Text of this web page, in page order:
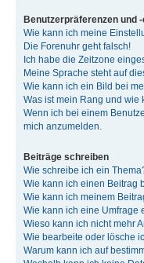
Benutzerpräferenzen und
Wie kann ich meine
Die Forenuhr geht falsch!
Ich habe die Zeitzone
Meine Sprache steht auf
Wie kann ich ein Bild bei
Was ist mein Rang und wie
Wenn ich bei einem
mich anzumelden.
Beiträge schreiben
Wie schreibe ich ein
Wie kann ich einen Beitrag
Wie kann ich meinem
Wie kann ich eine Umfrage
Wieso kann ich nicht mehr
Wie bearbeite oder lösche
Warum kann ich auf